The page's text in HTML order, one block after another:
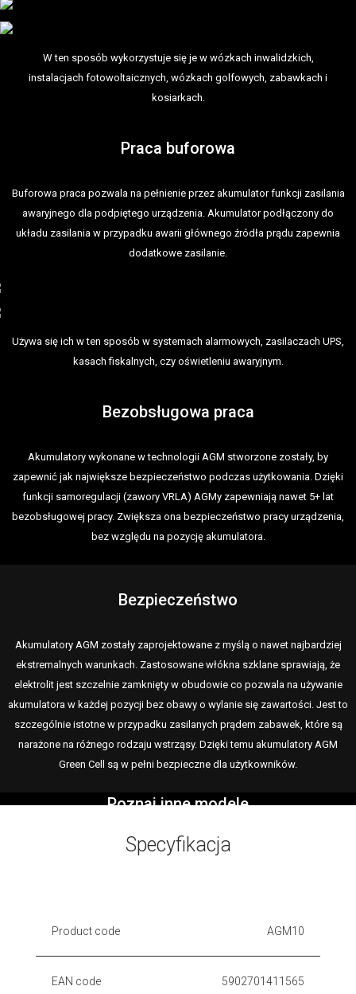
W ten sposób wykorzystuje się je w wózkach inwalidzkich,
instalacjach fotowoltaicznych, wózkach golfowych, zabawkach i
kosiarkach.
Praca buforowa
Buforowa praca pozwala na pełnienie przez akumulator funkcji zasilania
awaryjnego dla podpiętego urządzenia. Akumulator podłączony do
układu zasilania w przypadku awarii głównego źródła prądu zapewnia
dodatkowe zasilanie.
Używa się ich w ten sposób w systemach alarmowych, zasilaczach UPS,
kasach fiskalnych, czy oświetleniu awaryjnym.
Bezobsługowa praca
Akumulatory wykonane w technologii AGM stworzone zostały, by
zapewnić jak największe bezpieczeństwo podczas użytkowania. Dzięki
funkcji samoregulacji (zawory VRLA) AGMy zapewniają nawet 5+ lat
bezobsługowej pracy. Zwiększa ona bezpieczeństwo pracy urządzenia,
bez względu na pozycję akumulatora.
Bezpieczeństwo
Akumulatory AGM zostały zaprojektowane z myślą o nawet najbardziej
ekstremalnych warunkach. Zastosowane włókna szklane sprawiają, że
elektrolit jest szczelnie zamknięty w obudowie co pozwala na używanie
akumulatora w każdej pozycji bez obawy o wylanie się zawartości. Jest to
szczególnie istotne w przypadku zasilanych prądem zabawek, które są
narażone na różnego rodzaju wstrząsy. Dzięki temu akumulatory AGM
Green Cell są w pełni bezpieczne dla użytkowników.
Poznaj inne modele
Specyfikacja
Product code AGM10
EAN code 5902701411565